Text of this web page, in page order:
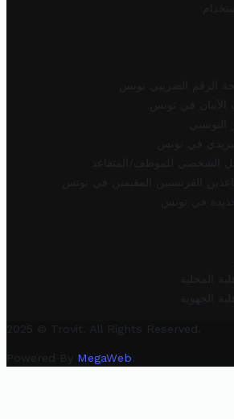
الرقم الضريبي تونس
في تونس
التونسي
في تونس
الشخصي للموظف/المتقاعد
الفرنسيين المقيمين في تونس
في تونس
المحلية
الجهوية
2025 © Trovit. All Rights Reserved.
Powered By MegaWeb